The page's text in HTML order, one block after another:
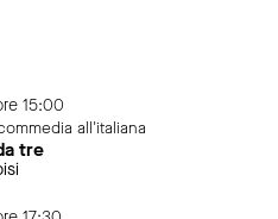
15:00
all'italiana
tre